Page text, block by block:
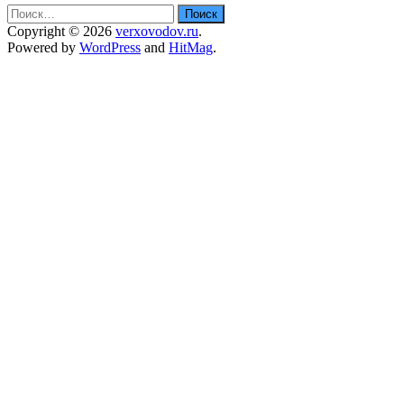
Найти:
Copyright © 2026 verxovodov.ru.
Powered by WordPress and HitMag.